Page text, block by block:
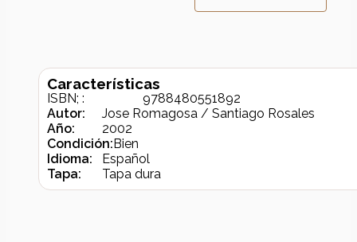
Características
ISBN; :
9788480551892
Autor:
Jose Romagosa / Santiago Rosales
Año:
2002
Condición:Bien
Idioma:
Español
Tapa:
Tapa dura